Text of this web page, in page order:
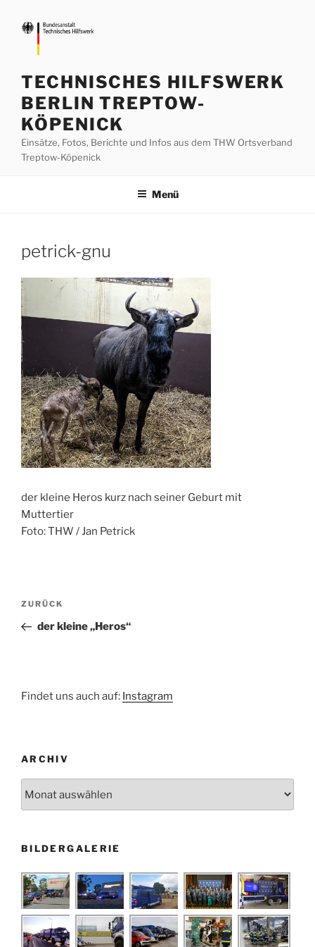
Inhalt
springen
TECHNISCHES HILFSWERK
BERLIN TREPTOW-
KÖPENICK
Einsätze, Fotos, Berichte und Infos aus dem THW Ortsverband
Treptow-Köpenick
Menü
petrick-gnu
der kleine Heros kurz nach seiner Geburt mit
Muttertier
Foto: THW / Jan Petrick
Beitragsnavigation
Vorheriger
Beitrag
ZURÜCK
der kleine „Heros“
Findet uns auch auf: Instagram
ARCHIV
BILDERGALERIE